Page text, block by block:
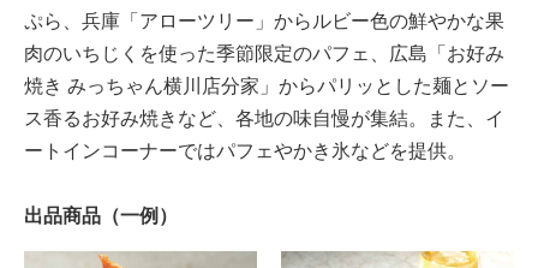
ぷら、兵庫「アローツリー」からルビー色の鮮やかな果
肉のいちじくを使った季節限定のパフェ、広島「お好み
焼き みっちゃん横川店分家」からパリッとした麺とソー
ス香るお好み焼きなど、各地の味自慢が集結。また、イ
ートインコーナーではパフェやかき氷などを提供。
出品商品（一例）